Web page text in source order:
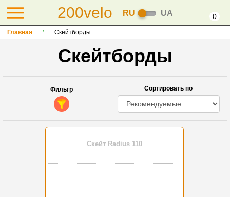
200velo RU UA 0
Главная Скейтборды
Скейтборды
Фильтр Сортировать по
Скейт Radius 110